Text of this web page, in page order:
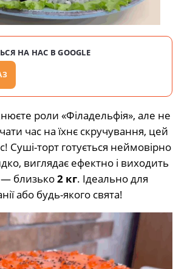
НА НАС В GOOGLE
роли «Філадельфія», але не
час на їхнє скручування, цей
Суші-торт готується неймовірно
виглядає ефектно і виходить
близько2 кг. Ідеально для
або будь-якого свята!